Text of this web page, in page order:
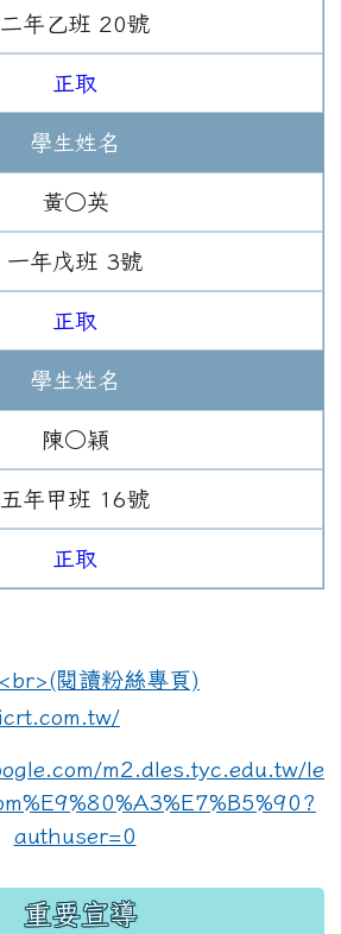
二年 乙班 20號
正取
學生姓名
黃○英
一年 戊班 3號
正取
學生姓名
陳○穎
五年 甲班 16號
正取
link to https://
重要宣導